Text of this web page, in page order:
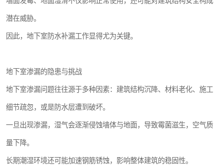
潜在威胁。
因此，地下室防水补漏工作显得尤为关键。
地下室渗漏的隐患与挑战
地下室渗漏问题往往源于多种因素：建筑结构沉降、材料老化、施工
细节疏忽，或是防水层遭到破坏。
一旦出现渗漏，湿气会逐渐侵蚀墙体与地面，导致霉菌滋生，空气质
量下降。
长期潮湿环境还可能加速钢筋锈蚀，影响整体建筑的稳固性。